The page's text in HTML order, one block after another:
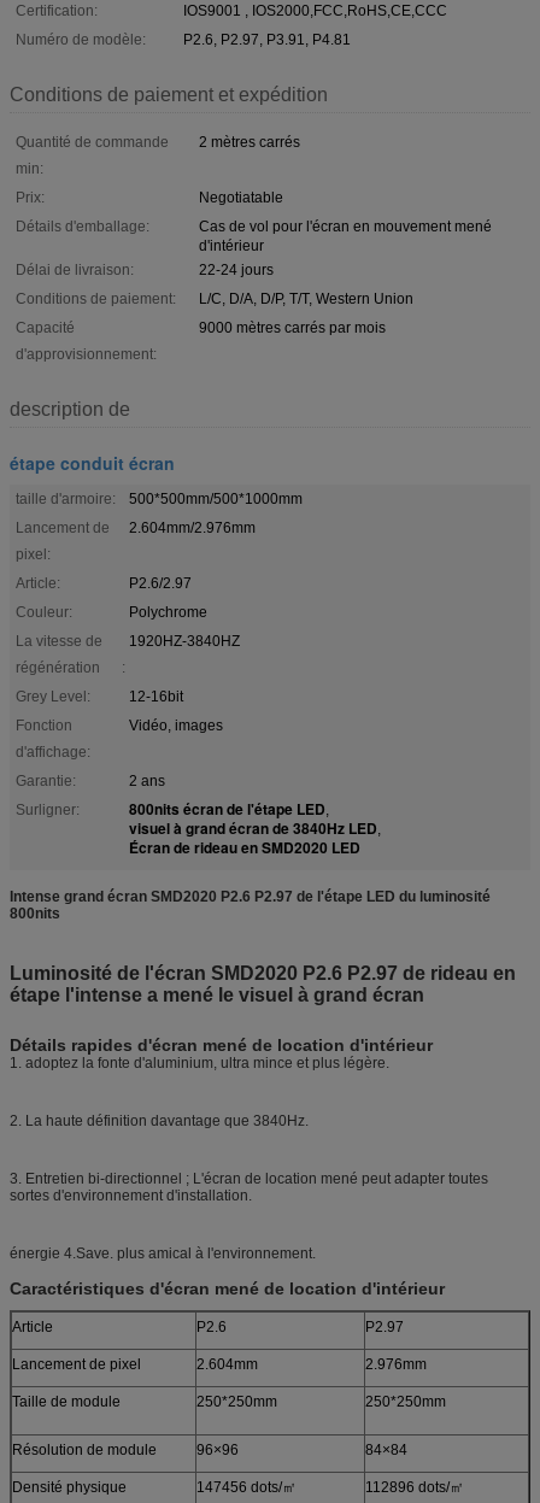
Certification:
IOS9001 , IOS2000,FCC,RoHS,CE,CCC
Numéro de modèle:
P2.6, P2.97, P3.91, P4.81
Conditions de paiement et expédition
Quantité de commande
min:
2 mètres carrés
Prix:
Negotiatable
Détails d'emballage:
Cas de vol pour l'écran en mouvement mené
d'intérieur
Délai de livraison:
22-24 jours
Conditions de paiement:
L/C, D/A, D/P, T/T, Western Union
Capacité
d'approvisionnement:
9000 mètres carrés par mois
description de
étape conduit écran
taille d'armoire:
500*500mm/500*1000mm
Lancement de
pixel:
2.604mm/2.976mm
Article:
P2.6/2.97
Couleur:
Polychrome
La vitesse de
régénération :
1920HZ-3840HZ
Grey Level:
12-16bit
Fonction
d'affichage:
Vidéo, images
Garantie:
2 ans
Surligner:
800nits écran de l'étape LED,
visuel à grand écran de 3840Hz LED,
Écran de rideau en SMD2020 LED
Intense grand écran SMD2020 P2.6 P2.97 de l'étape LED du luminosité
800nits
Luminosité de l'écran SMD2020 P2.6 P2.97 de rideau en
étape l'intense a mené le visuel à grand écran
Détails rapides d'écran mené de location d'intérieur
1. adoptez la fonte d'aluminium, ultra mince et plus légère.
2. La haute définition davantage que 3840Hz.
3. Entretien bi-directionnel ; L'écran de location mené peut adapter toutes
sortes d'environnement d'installation.
énergie 4.Save. plus amical à l'environnement.
Caractéristiques d'écran mené de location d'intérieur
Article P2.6 P2.97
Lancement de pixel 2.604mm 2.976mm
Taille de module 250*250mm 250*250mm
Résolution de module 96×96 84×84
Densité physique 147456 dots/㎡ 112896 dots/㎡